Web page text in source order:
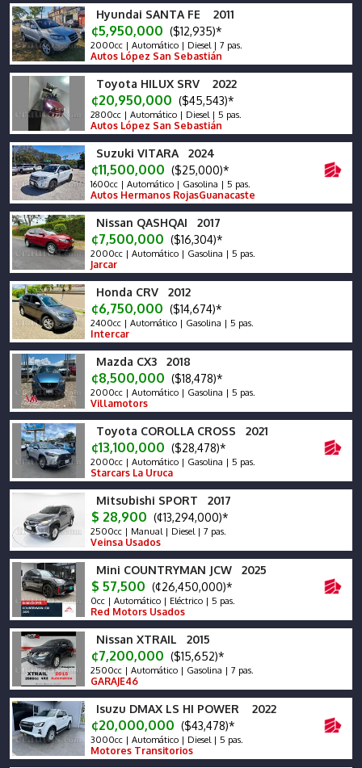
Hyundai SANTA FE 2011
¢5,950,000 ($12,935)*
2000cc | Automático | Diesel | 7 pas.
Autos López San Sebastián
Toyota HILUX SRV 2022
¢20,950,000 ($45,543)*
2800cc | Automático | Diesel | 5 pas.
Autos López San Sebastián
Suzuki VITARA 2024
¢11,500,000 ($25,000)*
1600cc | Automático | Gasolina | 5 pas.
Autos Hermanos RojasGuanacaste
Nissan QASHQAI 2017
¢7,500,000 ($16,304)*
2000cc | Automático | Gasolina | 5 pas.
Jarcar
Honda CRV 2012
¢6,750,000 ($14,674)*
2400cc | Automático | Gasolina | 5 pas.
Intercar
Mazda CX3 2018
¢8,500,000 ($18,478)*
2000cc | Automático | Gasolina | 5 pas.
Villamotors
Toyota COROLLA CROSS 2021
¢13,100,000 ($28,478)*
2000cc | Automático | Gasolina | 5 pas.
Starcars La Uruca
Mitsubishi SPORT 2017
$ 28,900 (¢13,294,000)*
2500cc | Manual | Diesel | 7 pas.
Veinsa Usados
Mini COUNTRYMAN JCW 2025
$ 57,500 (¢26,450,000)*
0cc | Automático | Eléctrico | 5 pas.
Red Motors Usados
Nissan XTRAIL 2015
¢7,200,000 ($15,652)*
2500cc | Automático | Gasolina | 7 pas.
GARAJE46
Isuzu DMAX LS HI POWER 2022
¢20,000,000 ($43,478)*
3000cc | Automático | Diesel | 5 pas.
Motores Transitorios